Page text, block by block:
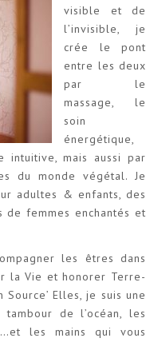
visible et de
l’invisible, je
crée le pont
entre les deux
par le
massage, le
soin
énergétique,
intuitive, mais aussi par
du monde végétal. Je
adultes & enfants, des
de femmes enchantés et
les êtres dans
la Vie et honorer Terre-
Elles, je suis une
de l’océan, les
les mains qui vous